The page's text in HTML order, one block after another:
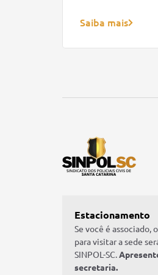
Saiba mais
Estacionamento
Se você é associado,
para visitar a sede
SINPOL-SC.
secretaria.